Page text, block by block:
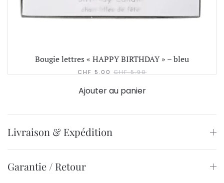
Bougie lettres « HAPPY BIRTHDAY » – bleu
CHF 5.00 CHF5.90
Ajouter au panier
Livraison & Expédition
Garantie / Retour